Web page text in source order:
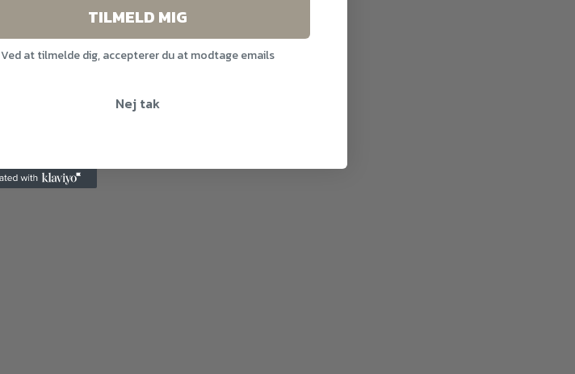
TILMELD MIG
Ved at tilmelde dig, accepterer du at modtage emails
Nej tak